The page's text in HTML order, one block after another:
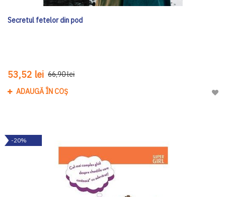
Secretul fetelor din pod
53,52 lei 66,90 lei
ADAUGĂ ÎN COȘ
-20%